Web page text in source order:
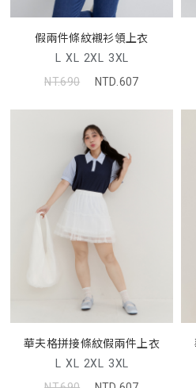
假兩件條紋襯衫領上衣
L XL 2XL 3XL
NT.690
NTD.607
華夫格拼接條紋假兩件上衣
L XL 2XL 3XL